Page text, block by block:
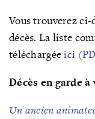
Vous trouverez ci-
décès. La liste
téléchargéeici
Décès en garde à
Un ancien